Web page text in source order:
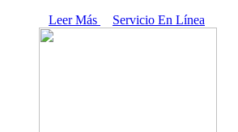
Leer Más
Servicio En Línea